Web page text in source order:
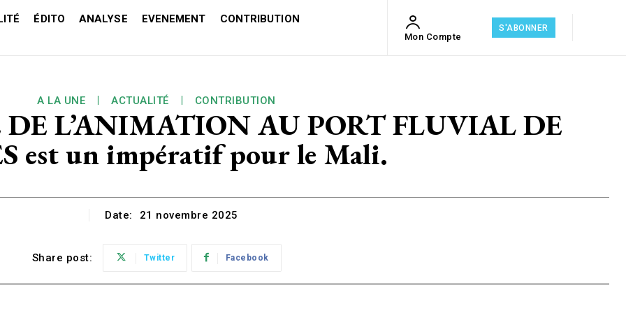
ÉDITO ANALYSE EVENEMENT
CONTRIBUTION
Mon Compte
S'ABONNER
A LA UNE ACTUALITÉ CONTRIBUTION
L’ANIMATION AU PORT FLUVIAL DE
est un impératif pour le Mali.
Date: 21 novembre 2025
Share post: Twitter Facebook